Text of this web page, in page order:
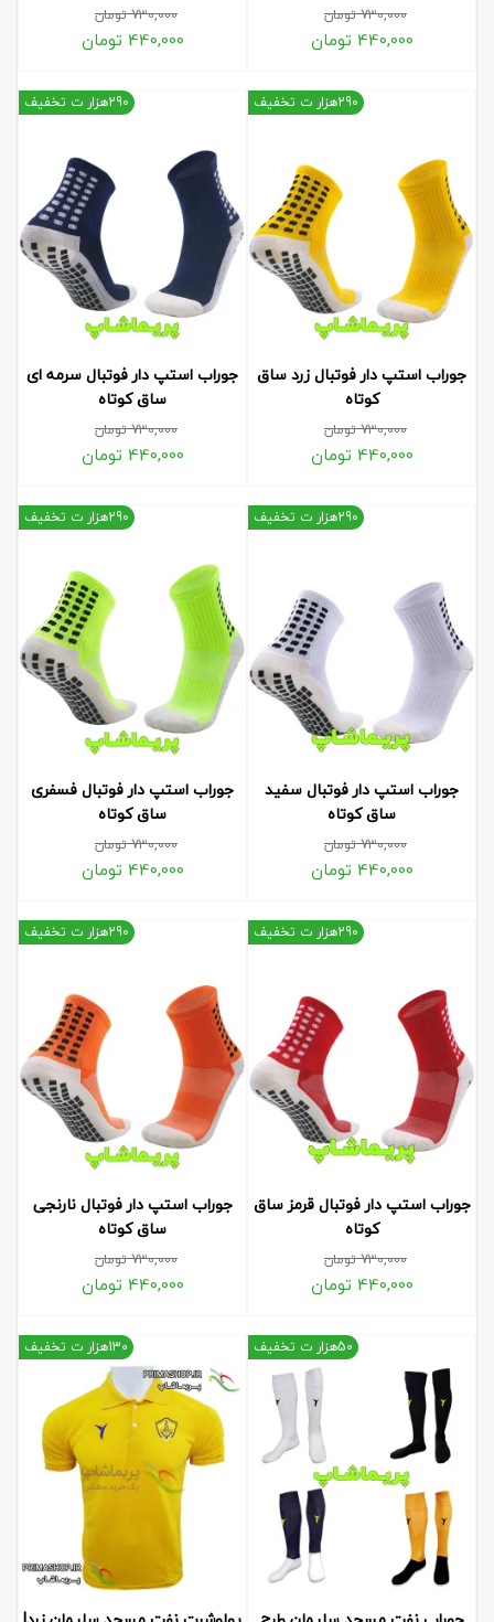
730,000تومان
440,000 تومان
730,000تومان
440,000 تومان
جوراب استپ دار فوتبال زرد ساق
کوتاه
730,000تومان
440,000 تومان
290هزار ت تخفیف
جوراب استپ دار فوتبال سرمه ای
ساق کوتاه
730,000تومان
440,000 تومان
290هزار ت تخفیف
جوراب استپ دار فوتبال سفید
ساق کوتاه
730,000تومان
440,000 تومان
290هزار ت تخفیف
جوراب استپ دار فوتبال فسفری
ساق کوتاه
730,000تومان
440,000 تومان
290هزار ت تخفیف
جوراب استپ دار فوتبال قرمز ساق
کوتاه
730,000تومان
440,000 تومان
290هزار ت تخفیف
جوراب استپ دار فوتبال نارنجی
ساق کوتاه
730,000تومان
440,000 تومان
290هزار ت تخفیف
50هزار ت تخفیف 130هزار ت تخفیف